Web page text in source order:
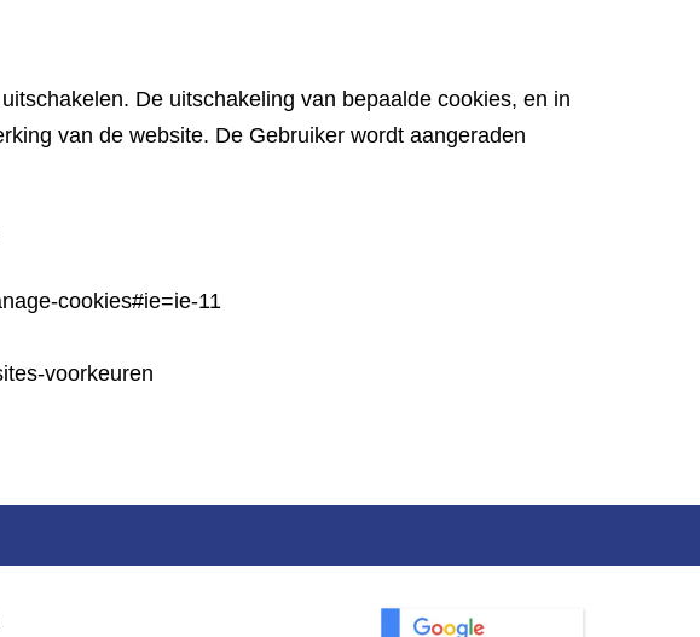
De uitschakeling van bepaalde cookies, en in
van de website. De Gebruiker wordt aangeraden
cookies#ie=ie-11
voorkeuren